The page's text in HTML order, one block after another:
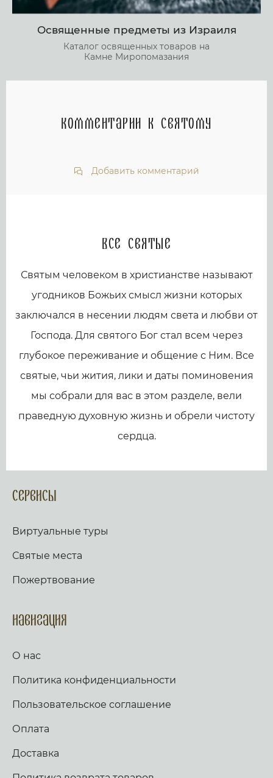
Освященные предметы из Израиля
Каталог освященных товаров на
Камне Миропомазания
Комментарии к святому
Добавить комментарий
Все святые
Святым человеком в христианстве называют
угодников Божьих смысл жизни которых
заключался в несении людям света и любви от
Господа. Для святого Бог стал всем через
глубокое переживание и общение с Ним. Все
святые, чьи жития, лики и даты поминовения
мы собрали для вас в этом разделе, вели
праведную духовную жизнь и обрели чистоту
сердца.
Сервисы
Виртуальные туры
Святые места
Пожертвование
Навигация
О нас
Политика конфиденциальности
Пользовательское соглашение
Оплата
Доставка